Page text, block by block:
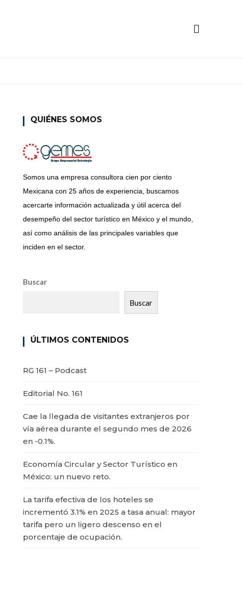
QUIÉNES SOMOS
Somos una empresa consultora cien por ciento
Mexicana con 25 años de experiencia, buscamos
acercarte información actualizada y útil acerca del
desempeño del sector turístico en México y el mundo,
así como análisis de las principales variables que
inciden en el sector.
Buscar
Buscar
ÚLTIMOS CONTENIDOS
RG 161 – Podcast
Editorial No. 161
Cae la llegada de visitantes extranjeros por
vía aérea durante el segundo mes de 2026
en -0.1%.
Economía Circular y Sector Turístico en
México: un nuevo reto.
La tarifa efectiva de los hoteles se
incrementó 3.1% en 2025 a tasa anual: mayor
tarifa pero un ligero descenso en el
porcentaje de ocupación.